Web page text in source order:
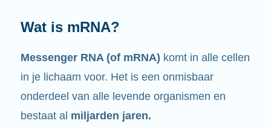
Wat doet het?
Zoals de naam al zegt, is mRNA een
boodschapper.Het heeft een wisselwerking
met andere celonderdelen die helpen om
eiwitten te maken.